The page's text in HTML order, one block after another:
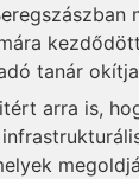
tanár
arra is,